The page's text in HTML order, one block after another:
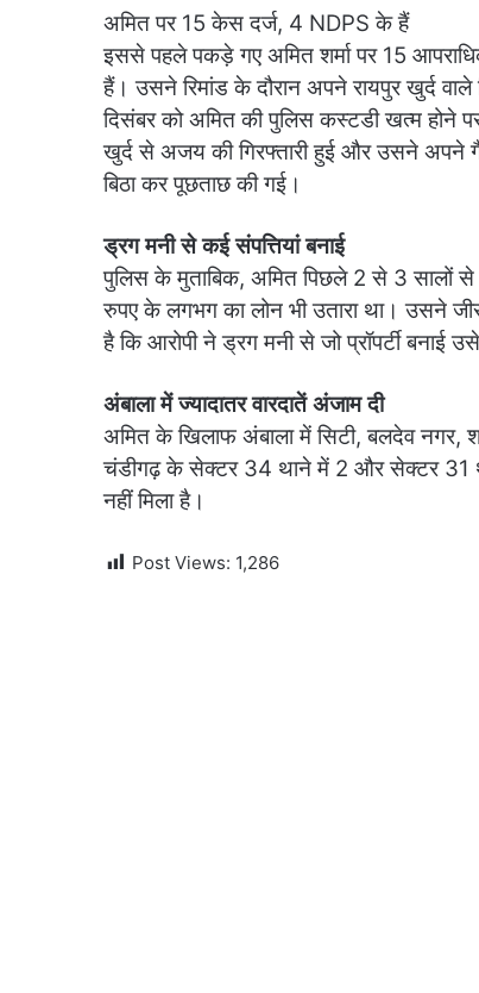
अमित पर 15 केस दर्ज, 4 NDPS के हैं
इससे पहले पकड़े गए अमित शर्मा पर 15
हैं। उसने रिमांड के दौरान अपने रायपुर खुर्द
दिसंबर को अमित की पुलिस कस्टडी खत्म होने
खुर्द से अजय की गिरफ्तारी हुई और उसने अपने
बिठा कर पूछताछ की गई।
ड्रग मनी से कई संपत्तियां बनाई
पुलिस के मुताबिक, अमित पिछले 2 से 3 सालों
रुपए के लगभग का लोन भी उतारा था। उसने
है कि आरोपी ने ड्रग मनी से जो प्रॉपर्टी बनाई
अंबाला में ज्यादातर वारदातें अंजाम दी
अमित के खिलाफ अंबाला में सिटी, बलदेव नगर,
चंडीगढ़ के सेक्टर 34 थाने में 2 और सेक्टर 31
नहीं मिला है।
Post Views: 1,286